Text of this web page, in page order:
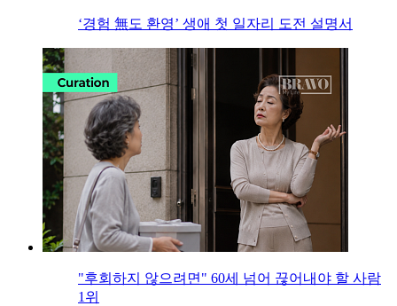
‘경험 無도 환영’ 생애 첫 일자리 도전 설명서
"후회하지 않으려면" 60세 넘어 끊어내야 할 사람
1위